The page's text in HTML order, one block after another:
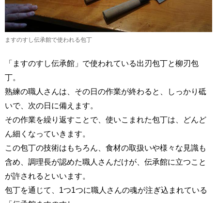
ますのすし伝承館で使われる包丁
「ますのすし伝承館」で使われている出刃包丁と柳刃包
丁。
熟練の職人さんは、その日の作業が終わると、しっかり砥
いで、次の日に備えます。
その作業を繰り返すことで、使いこまれた包丁は、どんど
ん細くなっていきます。
この包丁の技術はもちろん、食材の取扱いや様々な見識も
含め、調理長が認めた職人さんだけが、伝承館に立つこと
が許されるといいます。
包丁を通じて、1つ1つに職人さんの魂が注ぎ込まれている